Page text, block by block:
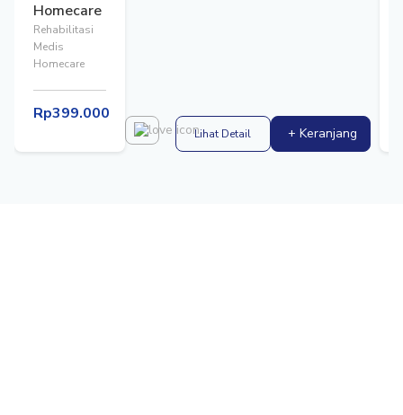
Homecare
Rehabilitasi
Medis
Homecare
Rp399.000
Lihat Detail + Keranjang